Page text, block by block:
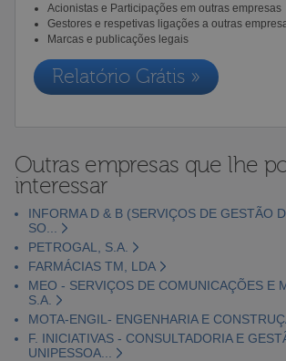
Acionistas e Participações em outras empresas
Gestores e respetivas ligações a outras
Marcas e publicações legais
Relatório Grátis »
Outras empresas que lhe
interessar
INFORMA D & B (SERVIÇOS DE GESTÃO
SO...
PETROGAL, S.A.
FARMÁCIAS TM, LDA
MEO - SERVIÇOS DE COMUNICAÇÕES E
S.A.
MOTA-ENGIL- ENGENHARIA E
F. INICIATIVAS - CONSULTADORIA E
UNIPESSOA...